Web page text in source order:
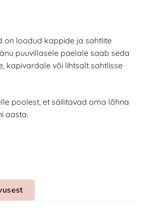
on loodud kappide ja sahtlite
puuvillasele paelale saab seda
kapivardale või lihtsalt sahtlisse
poolest, et säilitavad oma lõhna
aasta.